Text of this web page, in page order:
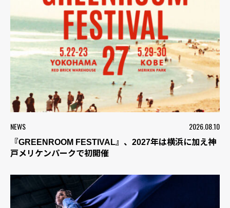
NEWS 2026.08.10
『GREENROOM FESTIVAL』、2027年は横浜に加え神
戸メリケンパークで初開催